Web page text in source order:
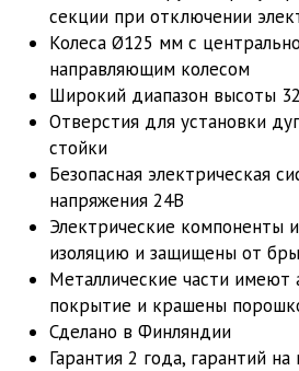
секции при отключении
Колеса Ø125 мм с
направляющим колесом
Широкий диапазон высоты
Отверстия для установки
стойки
Безопасная электрическая
напряжения 24В
Электрические компоненты
изоляцию и защищены от
Металлические части имеют
покрытие и крашены
Сделано в Финляндии
Гарантия 2 года, гарантий на